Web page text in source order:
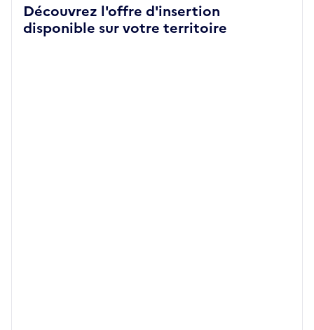
Découvrez l'offre d'insertion
disponible sur votre territoire